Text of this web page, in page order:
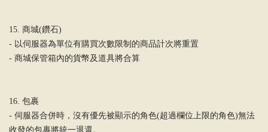
15. 商城(鑽石)
- 以伺服器為單位有購買次數限制的商品計次將重置
- 商城保管箱內的貨幣及道具將合算
16. 包裹
- 伺服器合併時，沒有優先被顯示的角色(超過欄位上限的角色)無法
收發的包裹將統一退還。